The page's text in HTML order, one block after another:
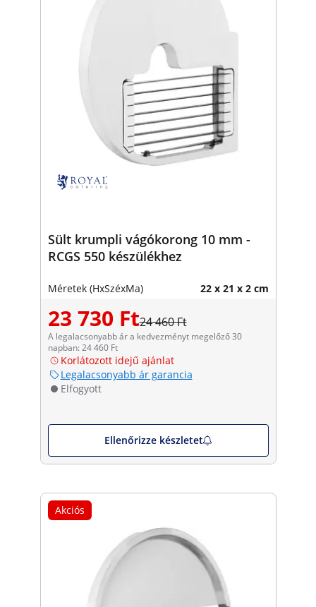
Sült krumpli vágókorong 10 mm -
RCGS 550 készülékhez
Méretek (HxSzéxMa) 22 x 21 x 2 cm
23 730 Ft24 460 Ft
A legalacsonyabb ár a kedvezményt megelőző 30
napban: 24 460 Ft
Korlátozott idejű ajánlat
Legalacsonyabb ár garancia
Elfogyott
Ellenőrizze készletet
Akciós